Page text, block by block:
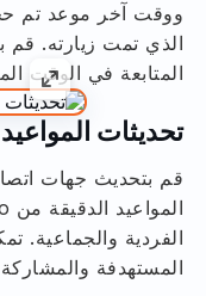
ووقت آخر موعد تم
الذي تمت زيارته. قم
المتابعة في الوقت
تحديثات
الفردية والجماعية.
المستهدفة